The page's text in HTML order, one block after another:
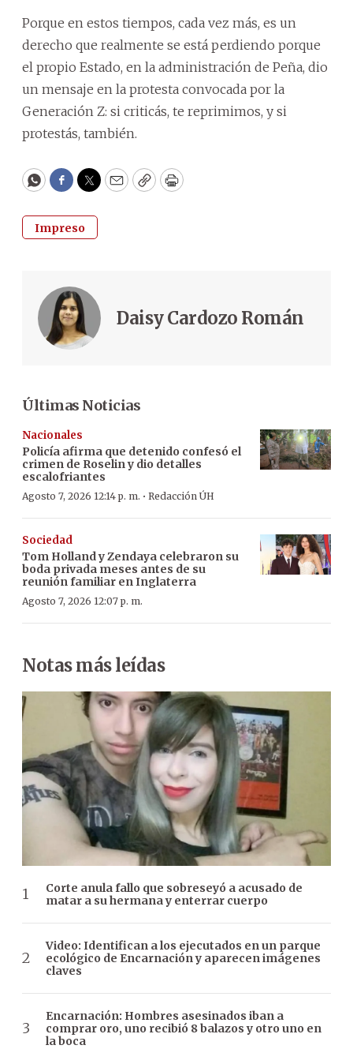
Porque en estos tiempos, cada vez más, es un
derecho que realmente se está perdiendo porque
el propio Estado, en la administración de Peña, dio
un mensaje en la protesta convocada por la
Generación Z: si criticás, te reprimimos, y si
protestás, también.
WhatsApp
Facebook
Twitter
EmailCopyPrint
Impreso
Daisy Cardozo Román
Últimas Noticias
Nacionales
Policía afirma que detenido confesó el
crimen de Roselin y dio detalles
escalofriantes
Agosto 7, 2026 12:14 p. m. · Redacción ÚH
Sociedad
Tom Holland y Zendaya celebraron su
boda privada meses antes de su
reunión familiar en Inglaterra
Agosto 7, 2026 12:07 p. m.
Notas más leídas
Corte anula fallo que sobreseyó a acusado de
matar a su hermana y enterrar cuerpo
Video: Identifican a los ejecutados en un parque
ecológico de Encarnación y aparecen imágenes
claves
Encarnación: Hombres asesinados iban a
comprar oro, uno recibió 8 balazos y otro uno en
la boca